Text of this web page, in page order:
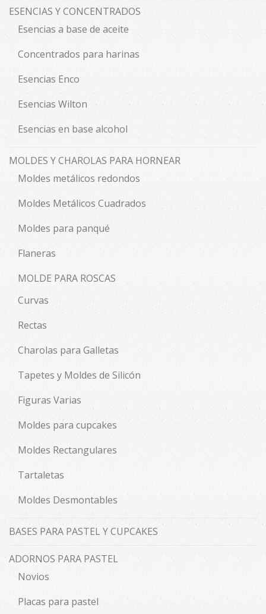
ESENCIAS Y CONCENTRADOS
Esencias a base de aceite
Concentrados para harinas
Esencias Enco
Esencias Wilton
Esencias en base alcohol
MOLDES Y CHAROLAS PARA HORNEAR
Moldes metálicos redondos
Moldes Metálicos Cuadrados
Moldes para panqué
Flaneras
MOLDE PARA ROSCAS
Curvas
Rectas
Charolas para Galletas
Tapetes y Moldes de Silicón
Figuras Varias
Moldes para cupcakes
Moldes Rectangulares
Tartaletas
Moldes Desmontables
BASES PARA PASTEL Y CUPCAKES
ADORNOS PARA PASTEL
Novios
Placas para pastel